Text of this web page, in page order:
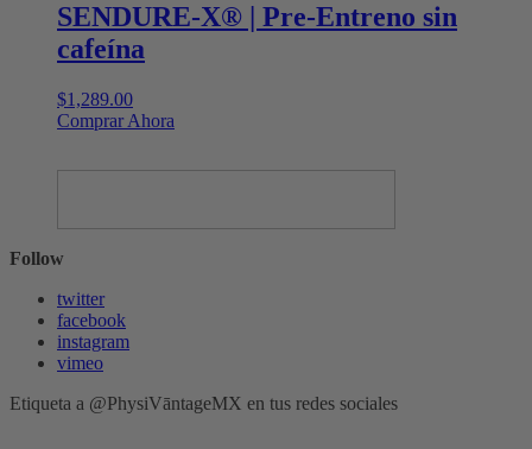
SENDURE-X® | Pre-Entreno sin
cafeína
$1,289.00
Comprar Ahora
Las
de
producto
Follow
twitter
facebook
instagram
vimeo
Etiqueta a @PhysiVāntageMX en tus redes sociales